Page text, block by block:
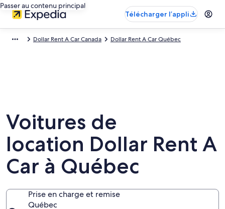
Passer au contenu principal
Télécharger l’appli
Dollar Rent A Car Canada Dollar Rent A Car Québec
Voitures de
location Dollar Rent A
Car à Québec
Prise en charge et remise
Québec